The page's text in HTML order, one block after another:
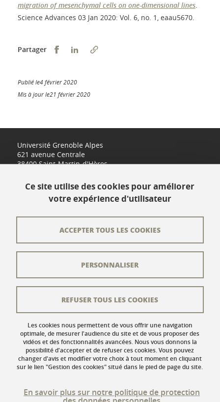
migration of mesenchymal cells on one-dimensional lines.
Science Advances 03 Jan 2020: Vol. 6, no. 1, eaau5670.
Partager Partager sur Facebook
Partager sur LinkedIn
Publié le4 février 2020
Mis à jour le21 février 2020
Université Grenoble Alpes
621 avenue Centrale
38400 Saint-Martin-d'Hères
L'équipe éditoriale
Crédits
Mentions légales
Données personnelles
Gestion des cookies
Accessibilité : non conforme
Ce site utilise des cookies pour améliorer
votre expérience d'utilisateur
Les cookies nous permettent de vous offrir une navigation
optimale, de mesurer l'audience du site et de vous proposer des
vidéos et des fonctionnalités avancées. Nous vous donnons la
possibilité d'accepter et de refuser ces cookies. Vous pouvez
changer d'avis et modifier votre choix à tout moment en cliquant
sur le lien "Gestion des cookies" situé dans le pied de page du site.
En savoir plus sur notre politique de protection
ACCEPTER TOUS LES COOKIES
REFUSER TOUS LES COOKIES
PERSONNALISER